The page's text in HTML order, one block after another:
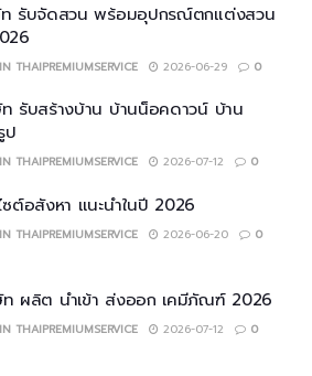
รับจัดสวน พร้อมอุปกรณ์ตกแต่งสวน
THAIPREMIUMSERVICE 2026-06-29 0
รับสร้างบ้าน บ้านน็อคดาวน์ บ้าน
ป
THAIPREMIUMSERVICE 2026-07-12 0
ซต์อสังหา แนะนำในปี 2026
THAIPREMIUMSERVICE 2026-06-20 0
ผลิต นำเข้า ส่งออก เคมีภัณฑ์ 2026
THAIPREMIUMSERVICE 2026-07-12 0